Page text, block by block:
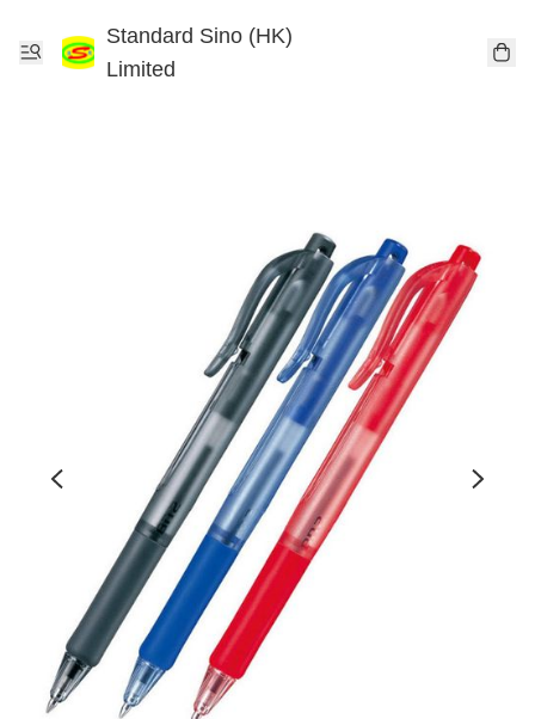
Standard Sino (HK)
Limited